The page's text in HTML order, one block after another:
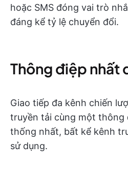
hoặc SMS đóng vai trò
đáng kể tỷ lệ chuyển đổi.
Thông điệp nhất
Giao tiếp đa kênh chiến
truyền tải cùng một thông
thống nhất, bất kể kênh
sử dụng.